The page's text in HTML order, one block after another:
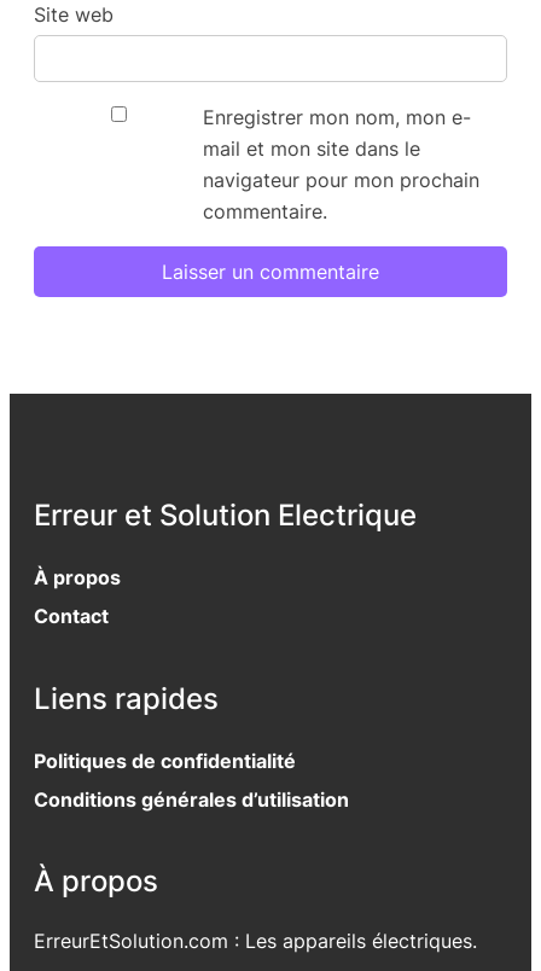
Site web
Enregistrer mon nom, mon e-
mail et mon site dans le
navigateur pour mon prochain
commentaire.
Erreur et Solution Electrique
À propos
Contact
Liens rapides
Politiques de confidentialité
Conditions générales d’utilisation
À propos
ErreurEtSolution.com : Les appareils électriques.